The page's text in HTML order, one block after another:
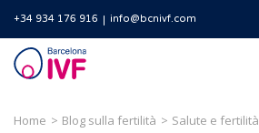
+34 934 176 916 info@bcnivf.com
Barcelona
IVF
Home Blog sulla fertilità
Salute e fertilità